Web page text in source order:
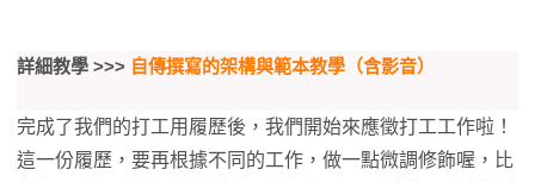
詳細教學 >>> 自傳撰寫的架構與範本教學（含影音）
完成了我們的打工用履歷後，我們開始來應徵打工工作啦！
這一份履歷，要再根據不同的工作，做一點微調修飾喔，比